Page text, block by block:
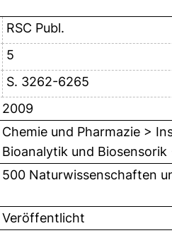
RSC Publ.
5
S. 3262-6265
2009
Chemie und Pharmazie >
Bioanalytik und
500 Naturwissenschaften
Veröffentlicht